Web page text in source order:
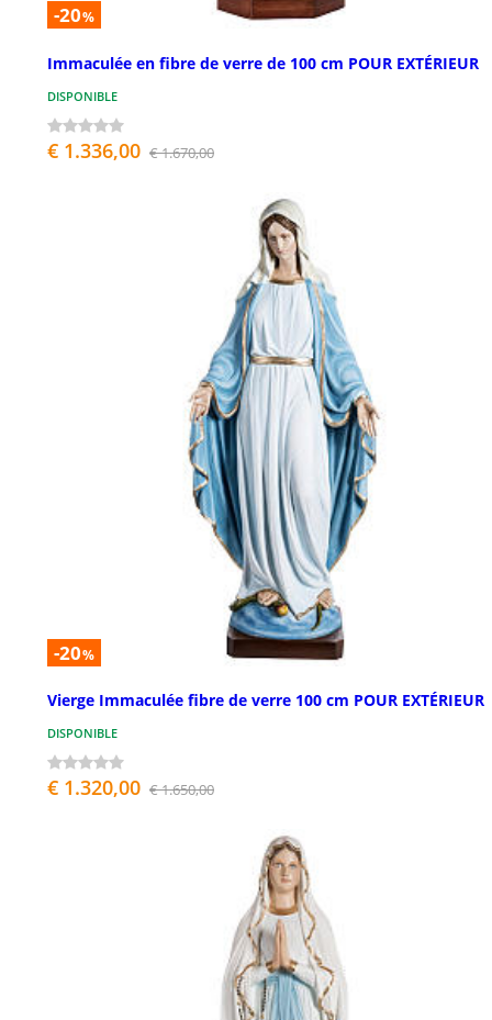
-20%
Immaculée en fibre de verre de 100 cm POUR EXTÉRIEUR
DISPONIBLE
€ 1.336,00 € 1.670,00
-20%
Vierge Immaculée fibre de verre 100 cm POUR EXTÉRIEUR
DISPONIBLE
€ 1.320,00 € 1.650,00